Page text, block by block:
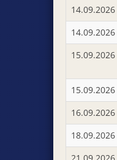
14.09.2026
14.09.2026
15.09.2026
15.09.2026
16.09.2026
18.09.2026